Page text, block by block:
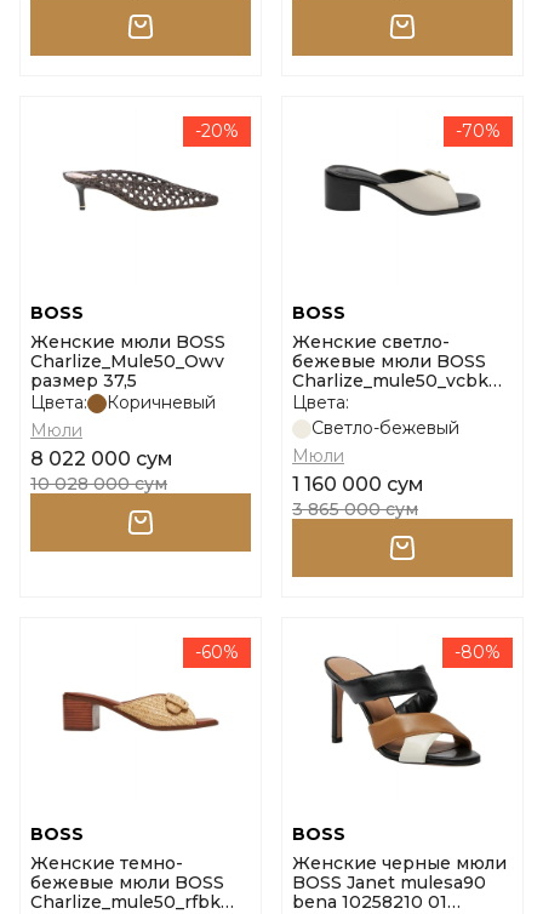
-20%
BOSS
Женские мюли BOSS
Charlize_Mule50_Owv
размер 37,5
Цвета:
Коричневый
Мюли
8 022 000 сум
10 028 000 сум
-70%
BOSS
Женские светло-
бежевые мюли BOSS
Charlize_mule50_vcbk
10271779 01 размер 38
Цвета:
Светло-бежевый
Мюли
1 160 000 сум
3 865 000 сум
-60%
BOSS
Женские темно-
бежевые мюли BOSS
Charlize_mule50_rfbk
-80%
BOSS
Женские черные мюли
BOSS Janet mulesa90
bena 10258210 01